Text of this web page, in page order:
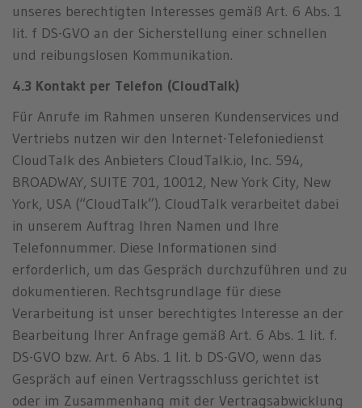
unseres berechtigten Interesses gemäß Art. 6 Abs. 1
lit. f DS-GVO an der Sicherstellung einer schnellen
und reibungslosen Kommunikation.
4.3 Kontakt per Telefon (CloudTalk)
Für Anrufe im Rahmen unseren Kundenservices und
Vertriebs nutzen wir den Internet-Telefoniedienst
CloudTalk des Anbieters CloudTalk.io, Inc. 594,
BROADWAY, SUITE 701, 10012, New York City, New
York, USA (“CloudTalk”). CloudTalk verarbeitet dabei
in unserem Auftrag Ihren Namen und Ihre
Telefonnummer. Diese Informationen sind
erforderlich, um das Gespräch durchzuführen und zu
dokumentieren. Rechtsgrundlage für diese
Verarbeitung ist unser berechtigtes Interesse an der
Bearbeitung Ihrer Anfrage gemäß Art. 6 Abs. 1 lit. f.
DS-GVO bzw. Art. 6 Abs. 1 lit. b DS-GVO, wenn das
Gespräch auf einen Vertragsschluss gerichtet ist
oder im Zusammenhang mit der Vertragsabwicklung